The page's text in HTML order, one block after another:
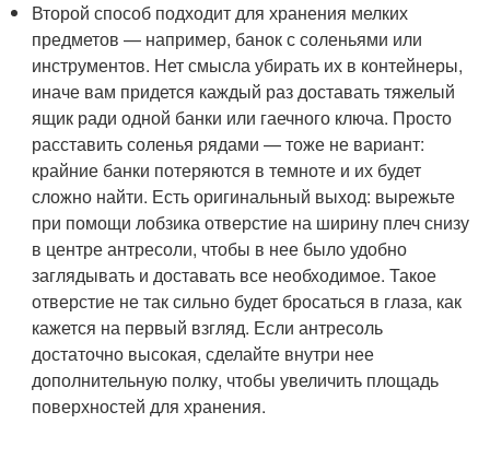
Второй способ подходит для хранения мелких
предметов — например, банок с соленьями или
инструментов. Нет смысла убирать их в контейнеры,
иначе вам придется каждый раз доставать тяжелый
ящик ради одной банки или гаечного ключа. Просто
расставить соленья рядами — тоже не вариант:
крайние банки потеряются в темноте и их будет
сложно найти. Есть оригинальный выход: вырежьте
при помощи лобзика отверстие на ширину плеч снизу
в центре антресоли, чтобы в нее было удобно
заглядывать и доставать все необходимое. Такое
отверстие не так сильно будет бросаться в глаза, как
кажется на первый взгляд. Если антресоль
достаточно высокая, сделайте внутри нее
дополнительную полку, чтобы увеличить площадь
поверхностей для хранения.